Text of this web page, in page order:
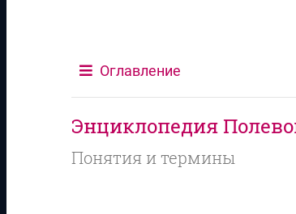
Оглавление
Энциклопедия
Понятия и термины